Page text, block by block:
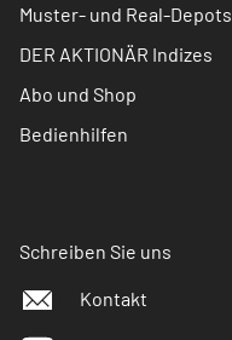
Muster- und Real-Depots
DER AKTIONÄR Indizes
Abo und Shop
Bedienhilfen
Schreiben Sie uns
Kontakt